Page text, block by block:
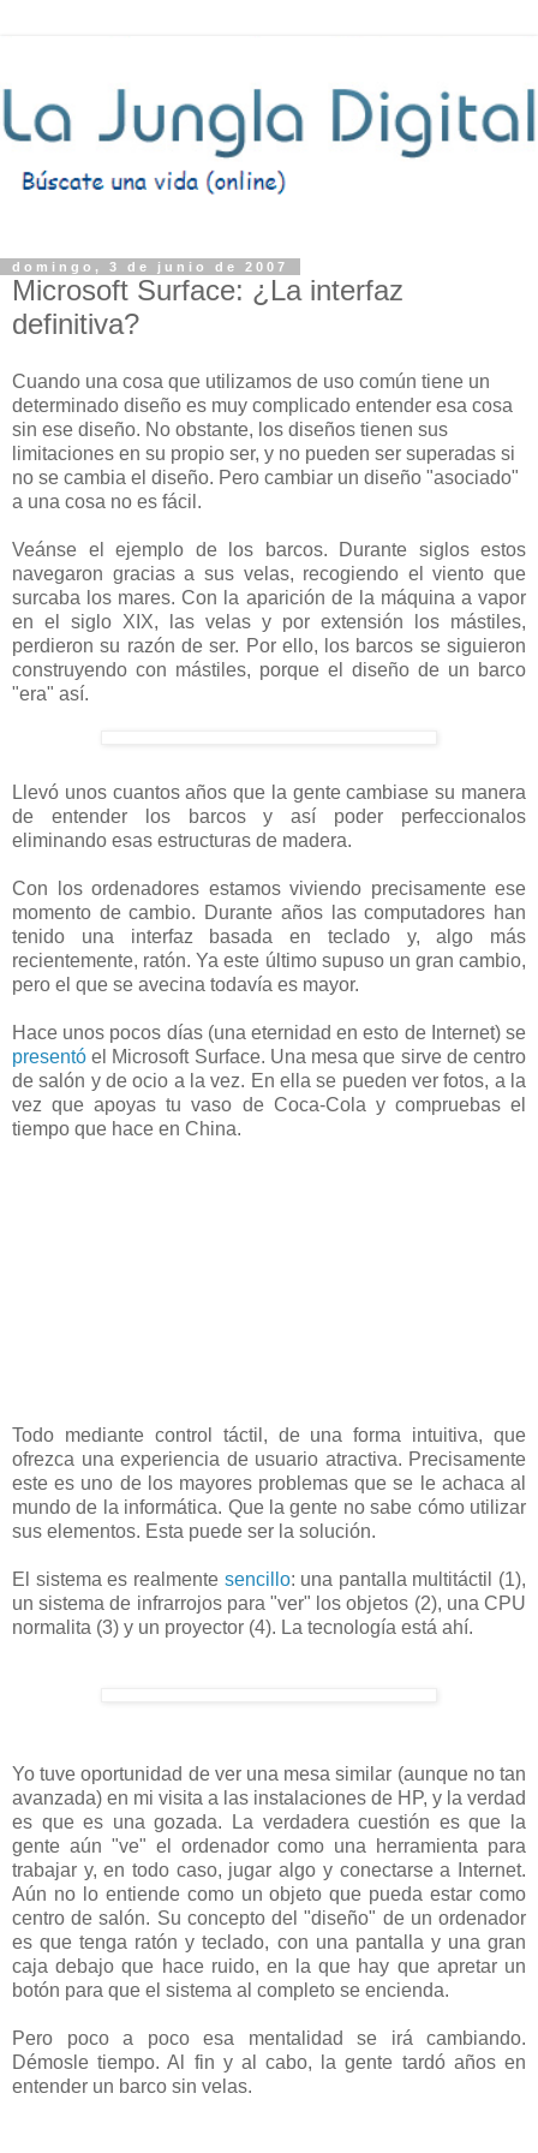
domingo, 3 de junio de 2007
Microsoft Surface: ¿La interfaz
definitiva?
Cuando una cosa que utilizamos de uso común tiene un
determinado diseño es muy complicado entender esa cosa
sin ese diseño. No obstante, los diseños tienen sus
limitaciones en su propio ser, y no pueden ser superadas si
no se cambia el diseño. Pero cambiar un diseño "asociado"
a una cosa no es fácil.
Veánse el ejemplo de los barcos. Durante siglos estos
navegaron gracias a sus velas, recogiendo el viento que
surcaba los mares. Con la aparición de la máquina a vapor
en el siglo XIX, las velas y por extensión los mástiles,
perdieron su razón de ser. Por ello, los barcos se siguieron
construyendo con mástiles, porque el diseño de un barco
"era" así.
Llevó unos cuantos años que la gente cambiase su manera
de entender los barcos y así poder perfeccionalos
eliminando esas estructuras de madera.
Con los ordenadores estamos viviendo precisamente ese
momento de cambio. Durante años las computadores han
tenido una interfaz basada en teclado y, algo más
recientemente, ratón. Ya este último supuso un gran cambio,
pero el que se avecina todavía es mayor.
Hace unos pocos días (una eternidad en esto de Internet) se
presentóel Microsoft Surface. Una mesa que sirve de centro
de salón y de ocio a la vez. En ella se pueden ver fotos, a la
vez que apoyas tu vaso de Coca-Cola y compruebas el
tiempo que hace en China.
Todo mediante control táctil, de una forma intuitiva, que
ofrezca una experiencia de usuario atractiva. Precisamente
este es uno de los mayores problemas que se le achaca al
mundo de la informática. Que la gente no sabe cómo utilizar
sus elementos. Esta puede ser la solución.
El sistema es realmente sencillo: una pantalla multitáctil (1),
un sistema de infrarrojos para "ver" los objetos (2), una CPU
normalita (3) y un proyector (4). La tecnología está ahí.
Yo tuve oportunidad de ver una mesa similar (aunque no tan
avanzada) en mi visita a las instalaciones de HP, y la verdad
es que es una gozada. La verdadera cuestión es que la
gente aún "ve" el ordenador como una herramienta para
trabajar y, en todo caso, jugar algo y conectarse a Internet.
Aún no lo entiende como un objeto que pueda estar como
centro de salón. Su concepto del "diseño" de un ordenador
es que tenga ratón y teclado, con una pantalla y una gran
caja debajo que hace ruido, en la que hay que apretar un
botón para que el sistema al completo se encienda.
Pero poco a poco esa mentalidad se irá cambiando.
Démosle tiempo. Al fin y al cabo, la gente tardó años en
entender un barco sin velas.